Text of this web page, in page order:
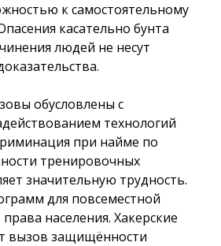
к самостоятельному
касательно бунта
людей не несут
обусловлены с
технологий
при найме по
тренировочных
значительную трудность.
для повсеместной
населения. Хакерские
вызов защищённости